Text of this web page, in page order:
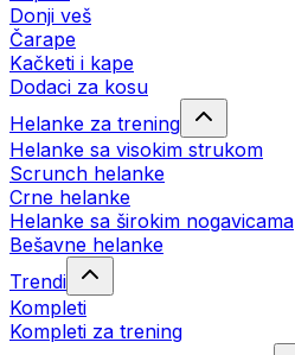
Donji veš
Čarape
Kačketi i kape
Dodaci za kosu
Helanke za trening
Helanke sa visokim strukom
Scrunch helanke
Crne helanke
Helanke sa širokim nogavicama
Bešavne helanke
Trendi
Kompleti
Kompleti za trening